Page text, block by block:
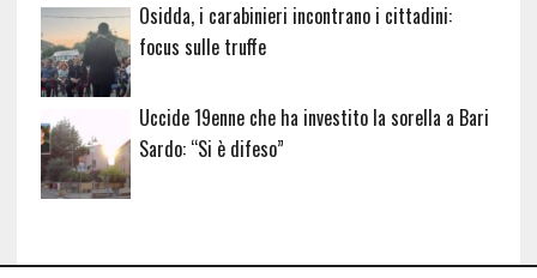
Osidda, i carabinieri incontrano i cittadini:
focus sulle truffe
Uccide 19enne che ha investito la sorella a Bari
Sardo: “Si è difeso”